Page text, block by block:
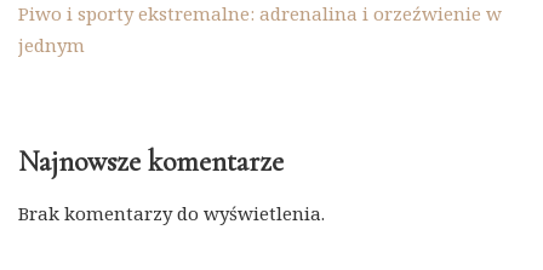
Piwo i sporty ekstremalne: adrenalina i orzeźwienie w
jednym
Najnowsze komentarze
Brak komentarzy do wyświetlenia.